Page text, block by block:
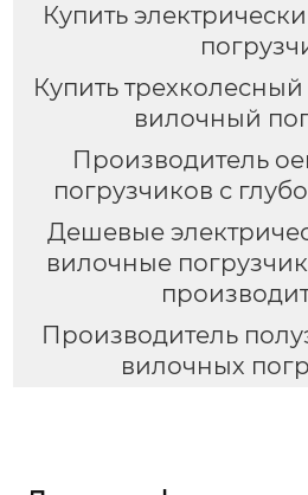
Купить
Купить
вилочный
Производитель
погрузчиков с
Дешевые
вилочные
Производитель
вилочных